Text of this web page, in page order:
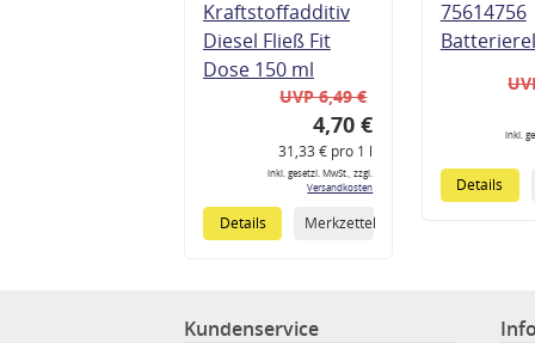
Kraftstoffadditiv
Diesel Fließ Fit
Dose 150 ml
UVP 6,49 €
4,70 €
31,33 € pro 1 l
inkl. gesetzl. MwSt., zzgl.
Versandkosten
Details Merkzettel
75614756
inkl.
Details
Kundenservice